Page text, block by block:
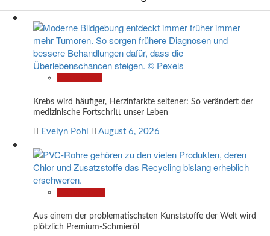
Krebs wird häufiger, Herzinfarkte seltener: So verändert der
medizinische Fortschritt unser Leben
Evelyn Pohl August 6, 2026
Aus einem der problematischsten Kunststoffe der Welt wird
plötzlich Premium-Schmieröl